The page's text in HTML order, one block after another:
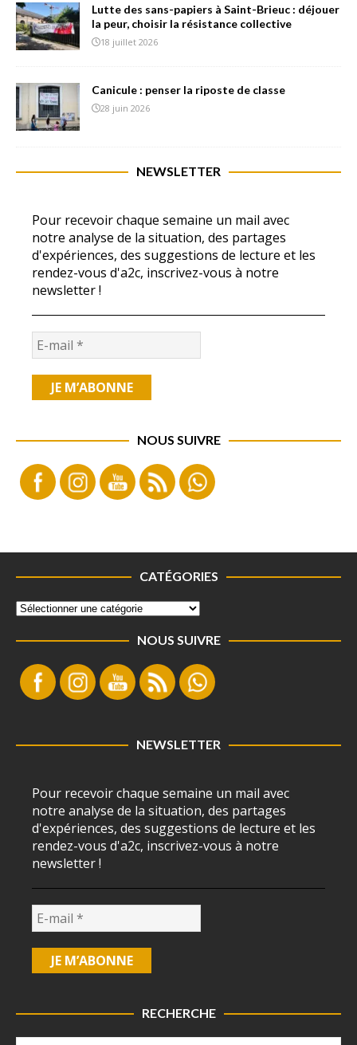
Lutte des sans-papiers à Saint-Brieuc : déjouer
la peur, choisir la résistance collective
18 juillet 2026
Canicule : penser la riposte de classe
28 juin 2026
NEWSLETTER
Pour recevoir chaque semaine un mail avec
notre analyse de la situation, des partages
d'expériences, des suggestions de lecture et les
rendez-vous d'a2c, inscrivez-vous à notre
newsletter !
NOUS SUIVRE
CATÉGORIES
NOUS SUIVRE
NEWSLETTER
Pour recevoir chaque semaine un mail avec
notre analyse de la situation, des partages
d'expériences, des suggestions de lecture et les
rendez-vous d'a2c, inscrivez-vous à notre
newsletter !
RECHERCHE